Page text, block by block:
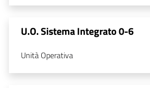
U.O. Sistema Integrato 0-6
Unità Operativa